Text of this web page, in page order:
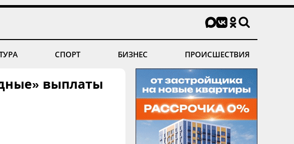
СПОРТ БИЗНЕС ПРОИСШЕСТВИЯ
выплаты